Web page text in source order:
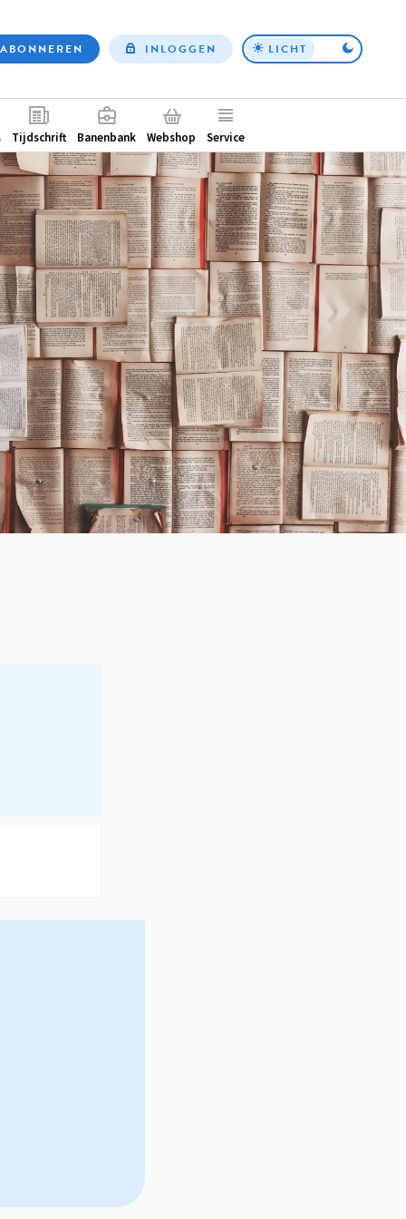
Top
ABONNEREN INLOGGEN LICHT
Tijdschrift Banenbank Webshop Service